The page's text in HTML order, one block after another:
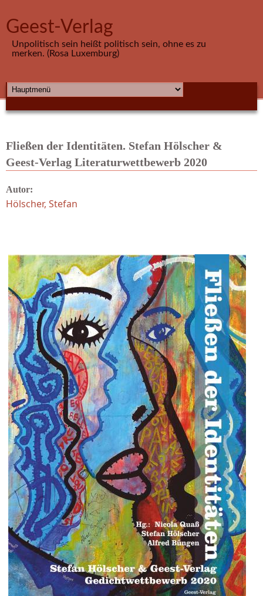
Geest-Verlag
Unpolitisch sein heißt politisch sein, ohne es zu
merken. (Rosa Luxemburg)
HAUPTMENÜ
Fließen der Identitäten. Stefan Hölscher &
Geest-Verlag Literaturwettbewerb 2020
Autor:
Hölscher, Stefan